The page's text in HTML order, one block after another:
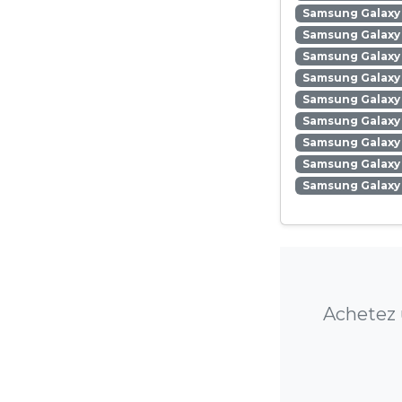
Samsung
Samsung
Samsung
Samsung
Samsung Galaxy
Samsung
Samsung
Samsung Galaxy
Samsung Galaxy
Achetez